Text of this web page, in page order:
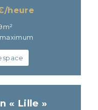
heure
« Lille »